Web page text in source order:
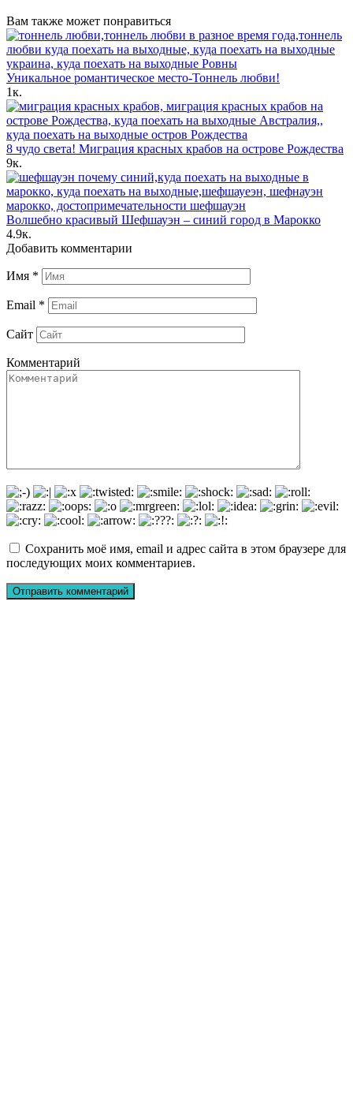
Вам также может понравиться
Уникальное романтическое место-Тоннель любви!
1к.
8 чудо света! Миграция красных крабов на острове Рождества
9к.
Волшебно красивый Шефшауэн – синий город в Марокко
4.9к.
Добавить комментарии
Имя *
Email *
Сайт
Комментарий
Сохранить моё имя, email и адрес сайта в этом браузере для
последующих моих комментариев.